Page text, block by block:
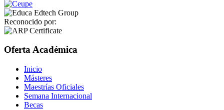
Reconocido por:
Oferta Académica
Inicio
Másteres
Maestrías Oficiales
Semana Internacional
Becas